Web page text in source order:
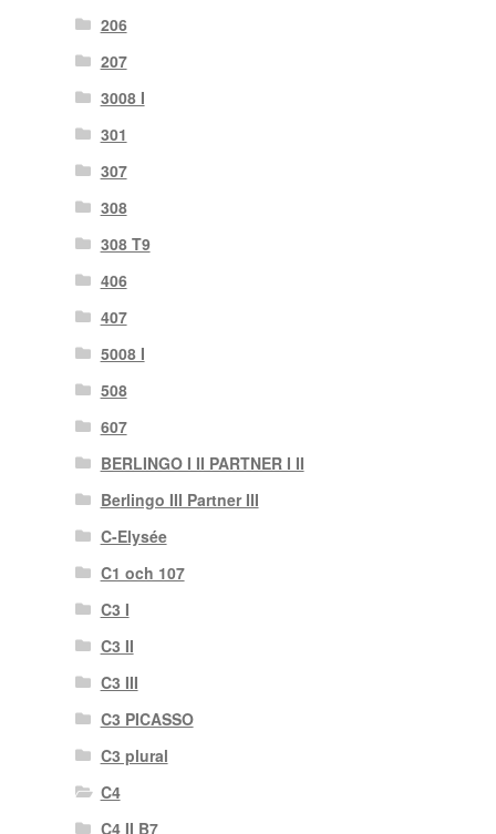
206
207
3008 I
301
307
308
308 T9
406
407
5008 I
508
607
BERLINGO I II PARTNER I II
Berlingo III Partner III
C-Elysée
C1 och 107
C3 I
C3 II
C3 III
C3 PICASSO
C3 plural
C4
C4 II B7